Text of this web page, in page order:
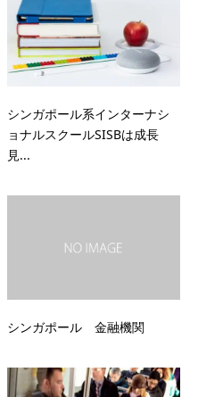
シンガポール系インターナシ
ョナルスクールSISBは成長
見...
シンガポール 金融機関